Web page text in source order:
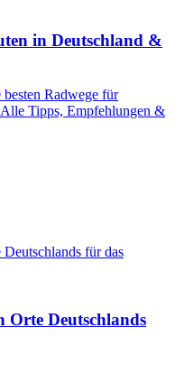
in Deutschland &
Radwege für
Tipps, Empfehlungen &
Orte Deutschlands